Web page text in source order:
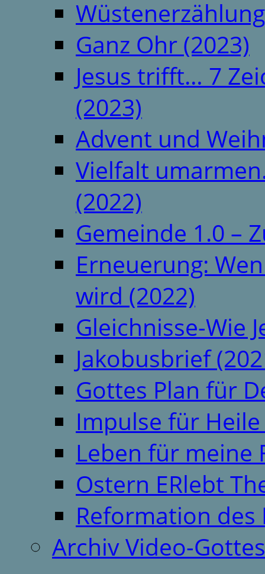
Ganz Ohr (2023)
Jesus trifft… 7
(2023)
Advent und
Vielfalt
(2022)
Gemeinde 1.0 –
Erneuerung:
wird (2022)
Gleichnisse-Wie
Jakobusbrief
Gottes Plan für
Impulse für
Leben für meine
Ostern ERlebt
Reformation des
Archiv Video-